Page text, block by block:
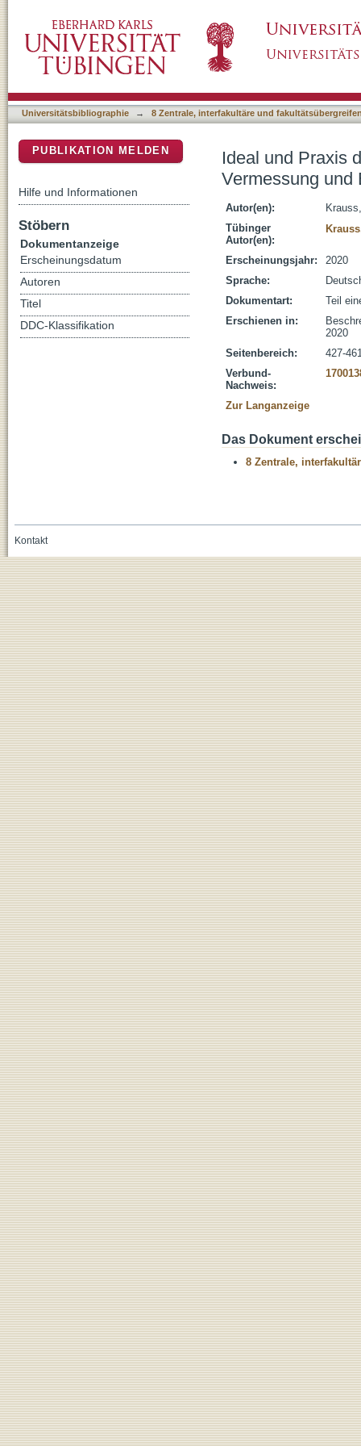
Ertragsoptimierung
Universitätsbibliographie → 8 Zentrale, interfakultäre und
Ideal und Praxis
Vermessung und
Autor(en):
Tübinger
Autor(en):
Erscheinungsjahr:
2020
Sprache:
Dokumentart:
Teil
Erschienen in:
2020
Seitenbereich:
427-
Verbund-
Nachweis:
Zur Langanzeige
Das Dokument
8 Zentrale,
PUBLIKATION MELDEN
Hilfe und Informationen
Stöbern
Dokumentanzeige
Erscheinungsdatum
Autoren
Titel
DDC-Klassifikation
Kontakt